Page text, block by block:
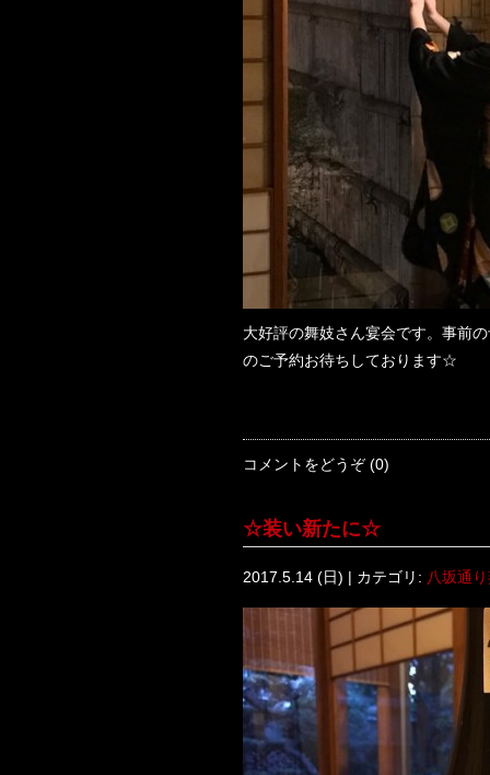
大好評の舞妓さん宴会です。事前
のご予約お待ちしております☆
コメントをどうぞ (0)
☆装い新たに☆
2017.5.14 (日) | カテゴリ: 八坂通